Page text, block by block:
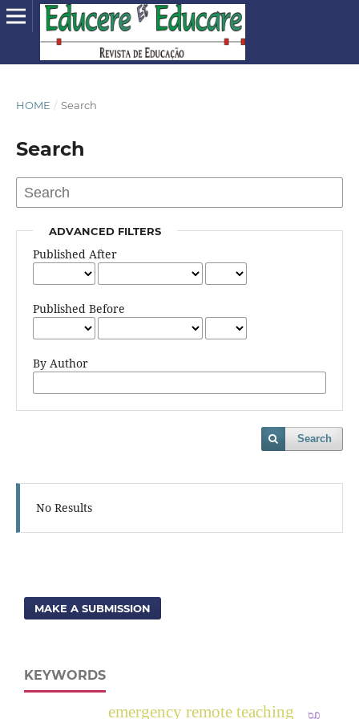
HOME / Search
Search
ADVANCED FILTERS
Published After
Published Before
By Author
Search
No Results
MAKE A SUBMISSION
KEYWORDS
emergency remote teaching